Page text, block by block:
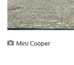
Mini Cooper